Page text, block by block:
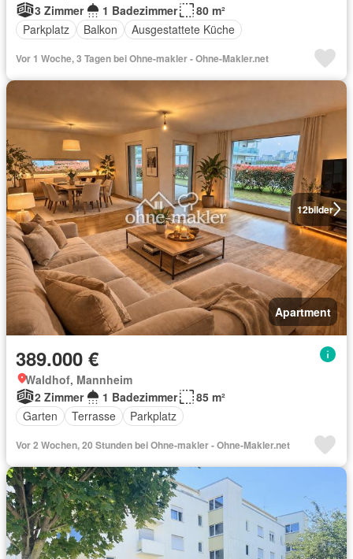
3 Zimmer
1 Badezimmer
80 m²
Parkplatz
Balkon Ausgestattete Küche
Vor 1 Woche, 3 Tagen bei Ohne-makler - Ohne-Makler.net
12bilder
Apartment
389.000 €
Waldhof, Mannheim
2 Zimmer
1 Badezimmer
85 m²
Garten
Terrasse Parkplatz
Vor 2 Wochen, 20 Stunden bei Ohne-makler - Ohne-Makler.net